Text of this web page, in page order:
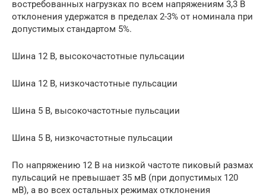
востребованных нагрузках по всем напряжениям 3,3 В
отклонения удержатся в пределах 2-3% от номинала при
допустимых стандартом 5%.
Шина 12 В, высокочастотные пульсации
Шина 12 В, низкочастотные пульсации
Шина 5 В, высокочастотные пульсации
Шина 5 В, низкочастотные пульсации
По напряжению 12 В на низкой частоте пиковый размах
пульсаций не превышает 35 мВ (при допустимых 120
мВ), а во всех остальных режимах отклонения